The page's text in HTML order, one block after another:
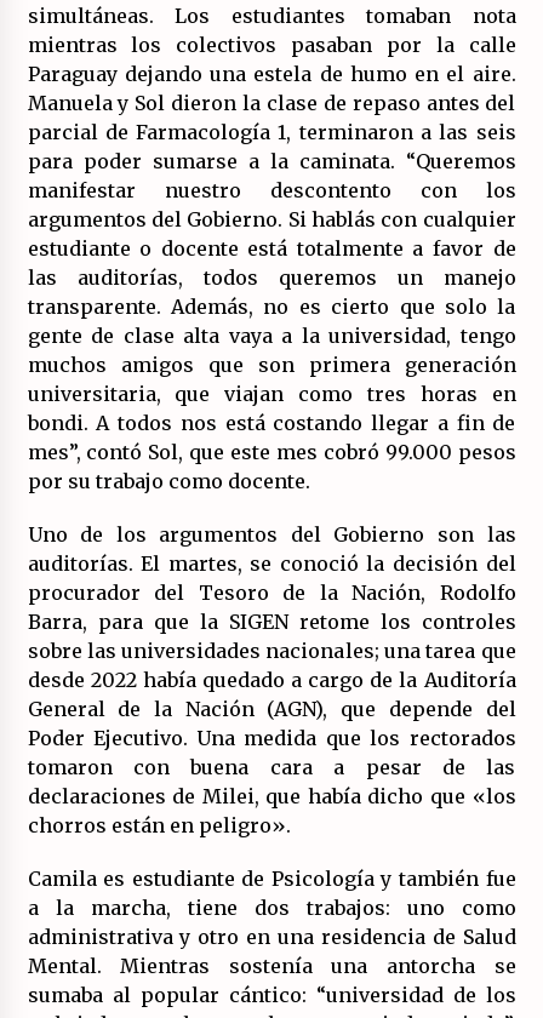
simultáneas. Los estudiantes tomaban nota
mientras los colectivos pasaban por la calle
Paraguay dejando una estela de humo en el aire.
Manuela y Sol dieron la clase de repaso antes del
parcial de Farmacología 1, terminaron a las seis
para poder sumarse a la caminata. “Queremos
manifestar nuestro descontento con los
argumentos del Gobierno. Si hablás con cualquier
estudiante o docente está totalmente a favor de
las auditorías, todos queremos un manejo
transparente. Además, no es cierto que solo la
gente de clase alta vaya a la universidad, tengo
muchos amigos que son primera generación
universitaria, que viajan como tres horas en
bondi. A todos nos está costando llegar a fin de
mes”, contó Sol, que este mes cobró 99.000 pesos
por su trabajo como docente.
Uno de los argumentos del Gobierno son las
auditorías. El martes, se conoció la decisión del
procurador del Tesoro de la Nación, Rodolfo
Barra, para que la SIGEN retome los controles
sobre las universidades nacionales; una tarea que
desde 2022 había quedado a cargo de la Auditoría
General de la Nación (AGN), que depende del
Poder Ejecutivo. Una medida que los rectorados
tomaron con buena cara a pesar de las
declaraciones de Milei, que había dicho que «los
chorros están en peligro».
Camila es estudiante de Psicología y también fue
a la marcha, tiene dos trabajos: uno como
administrativa y otro en una residencia de Salud
Mental. Mientras sostenía una antorcha se
sumaba al popular cántico: “universidad de los